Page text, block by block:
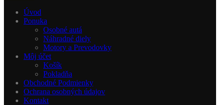
Úvod
Ponuka
Osobné autá
Náhradné diely
Motory a Prevodovky
Môj účet
Košík
Pokladňa
Obchodné Podmienky
Ochrana osobných údajov
Kontakt